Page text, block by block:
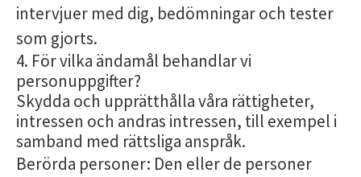
intervjuer med dig, bedömningar och tester
som gjorts.
4. För vilka ändamål behandlar vi
personuppgifter?
Skydda och upprätthålla våra rättigheter,
intressen och andras intressen, till exempel i
samband med rättsliga anspråk.
Berörda personer: Den eller de personer